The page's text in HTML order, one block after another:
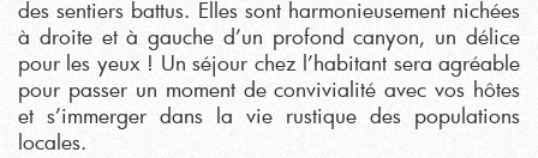
des sentiers battus. Elles sont harmonieusement nichées
à droite et à gauche d’un profond canyon, un délice
pour les yeux ! Un séjour chez l’habitant sera agréable
pour passer un moment de convivialité avec vos hôtes
et s’immerger dans la vie rustique des populations
locales.